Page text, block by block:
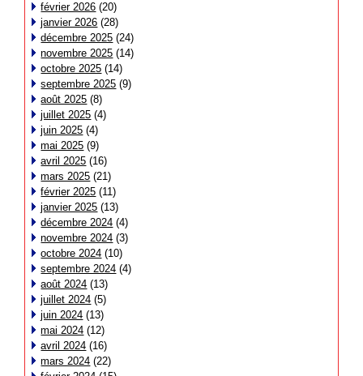
février 2026 (20)
janvier 2026 (28)
décembre 2025 (24)
novembre 2025 (14)
octobre 2025 (14)
septembre 2025 (9)
août 2025 (8)
juillet 2025 (4)
juin 2025 (4)
mai 2025 (9)
avril 2025 (16)
mars 2025 (21)
février 2025 (11)
janvier 2025 (13)
décembre 2024 (4)
novembre 2024 (3)
octobre 2024 (10)
septembre 2024 (4)
août 2024 (13)
juillet 2024 (5)
juin 2024 (13)
mai 2024 (12)
avril 2024 (16)
mars 2024 (22)